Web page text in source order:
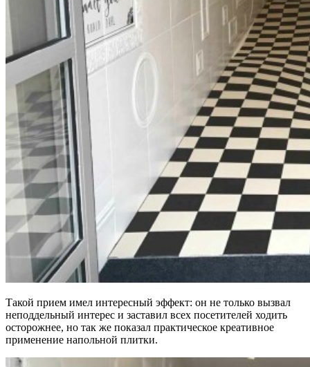
Такой прием имел интересный эффект: он не только вызвал
неподдельный интерес и заставил всех посетителей ходить
осторожнее, но так же показал практическое креативное
применение напольной плитки.